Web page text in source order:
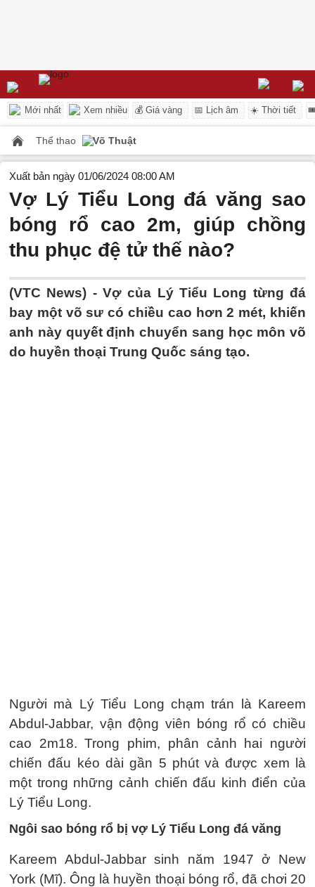
Mới nhất Xem nhiều 💰 Giá vàng 📅 Lịch âm ☀️ Thời tiết
Thể thao Võ Thuật
Xuất bản ngày 01/06/2024 08:00 AM
Vợ Lý Tiểu Long đá văng sao
bóng rổ cao 2m, giúp chồng
thu phục đệ tử thế nào?
(VTC News) - Vợ của Lý Tiểu Long từng đá
bay một võ sư có chiều cao hơn 2 mét, khiến
anh này quyết định chuyển sang học môn võ
do huyền thoại Trung Quốc sáng tạo.
Người mà Lý Tiểu Long chạm trán là Kareem
Abdul-Jabbar, vận động viên bóng rổ có chiều
cao 2m18. Trong phim, phân cảnh hai người
chiến đấu kéo dài gần 5 phút và được xem là
một trong những cảnh chiến đấu kinh điển của
Lý Tiểu Long.
Ngôi sao bóng rổ bị vợ Lý Tiểu Long đá văng
Kareem Abdul-Jabbar sinh năm 1947 ở New
York (Mĩ). Ông là huyền thoại bóng rổ, đã chơi 20